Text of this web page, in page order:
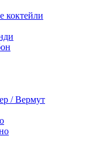
коктейли
/ Вермут